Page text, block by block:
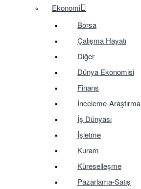
Ekonomi
Borsa
Çalışma Hayatı
Diğer
Dünya Ekonomisi
Finans
İnceleme-Araştırma
İş Dünyası
İşletme
Kuram
Küreselleşme
Pazarlama-Satış